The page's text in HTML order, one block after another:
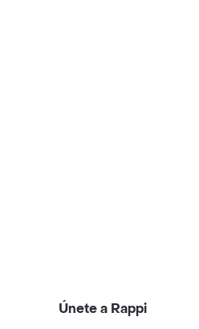
Únete a Rappi